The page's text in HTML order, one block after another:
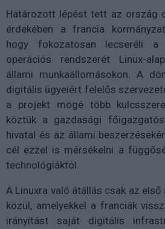
Határozott lépést tett az ország
érdekében a francia
hogy fokozatosan lecseréli a
operációs rendszerét Linux-
állami munkaállomásokon. A
digitális ügyeiért felelős
a projekt mögé több
köztük a gazdasági
hivatal és az állami
cél ezzel is mérsékelni a
technológiáktól.
A Linuxra való átállás csak az
közül, amelyekkel a franciák
irányítást saját digitális